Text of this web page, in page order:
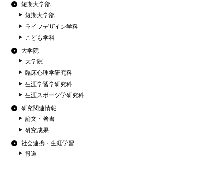
短期大学部
短期大学部
ライフデザイン学科
こども学科
大学院
大学院
臨床心理学研究科
生涯学習学研究科
生涯スポーツ学研究科
研究関連情報
論文・著書
研究成果
社会連携・生涯学習
報道